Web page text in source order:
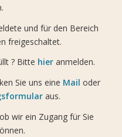
und für den Bereich
freigeschaltet.
? Bitte hieranmelden.
Sie uns eine Mail oder
aus.
wir ein Zugang für Sie